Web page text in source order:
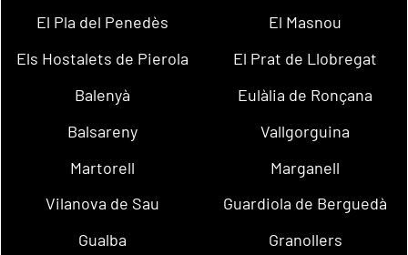
El Pla del Penedès
El Masnou
Els Hostalets de Pierola
El Prat de Llobregat
Balenyà
Eulàlia de Ronçana
Balsareny
Vallgorguina
Martorell
Marganell
Vilanova de Sau
Guardiola de Berguedà
Gualba
Granollers